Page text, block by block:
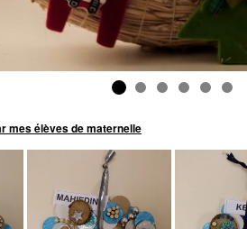
mes élèves de maternelle